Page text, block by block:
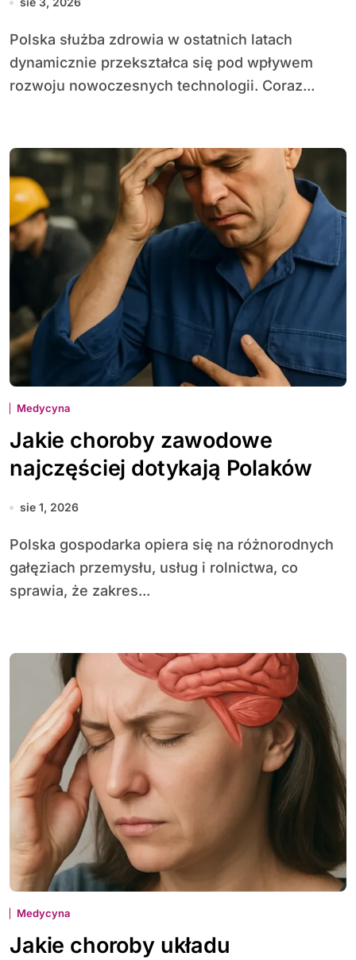
Polska służba zdrowia w ostatnich latach
dynamicznie przekształca się pod wpływem
rozwoju nowoczesnych technologii. Coraz...
Medycyna
Jakie choroby zawodowe
najczęściej dotykają Polaków
sie 1, 2026
Polska gospodarka opiera się na różnorodnych
gałęziach przemysłu, usług i rolnictwa, co
sprawia, że zakres...
Medycyna
Jakie choroby układu